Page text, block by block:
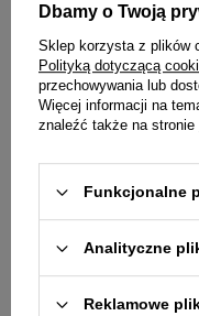
ZAPIĘCIE
Z możliwością
BATERIA
Czas działania
baterii - 3 lata
MYIOTA
39 mm
8 mm
Dbamy o Twoją
Sklep korzysta z plików
Polityką dotyczącą
przechowywania lub
Więcej informacji na
znaleźć także na stronie
Funkcjonalne
Analityczne
Reklamowe